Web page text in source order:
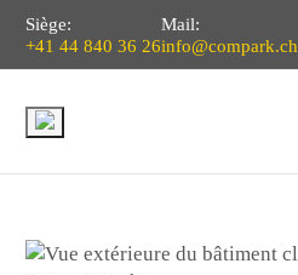
Siège:
+41 44 840 36 26
Mail:
info@compark.ch